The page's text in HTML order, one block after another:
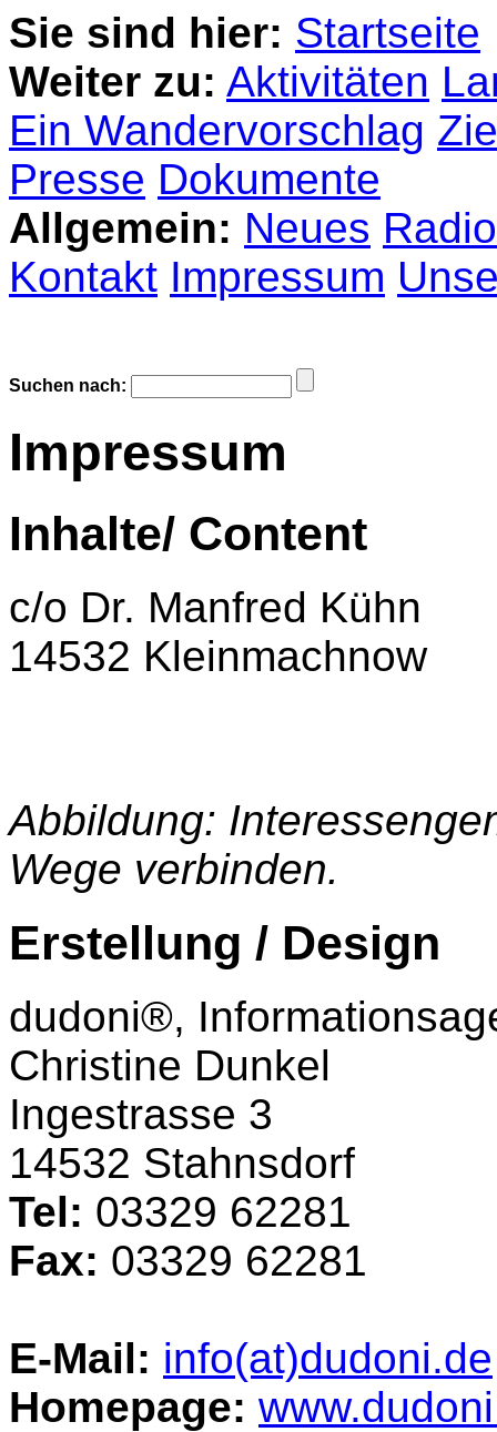
Sie sind hier: Startseite
Weiter zu: Aktivitäten
Ein Wandervorschlag
Presse Dokumente
Allgemein: Neues
Kontakt Impressum
Suchen nach:
Impressum
Inhalte/ Content
c/o Dr. Manfred Kühn
14532 Kleinmachnow
Abbildung:
Wege verbinden.
Erstellung / Design
dudoni®,
Christine Dunkel
Ingestrasse 3
14532 Stahnsdorf
Tel: 03329 62281
Fax: 03329 62281
E-Mail: info(at)dudoni.de
Homepage: